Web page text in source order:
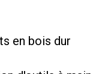
en bois dur